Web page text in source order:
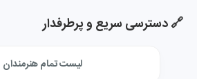
🔗 دسترسی سریع و پرطرفدار
لیست تمام هنرمندان